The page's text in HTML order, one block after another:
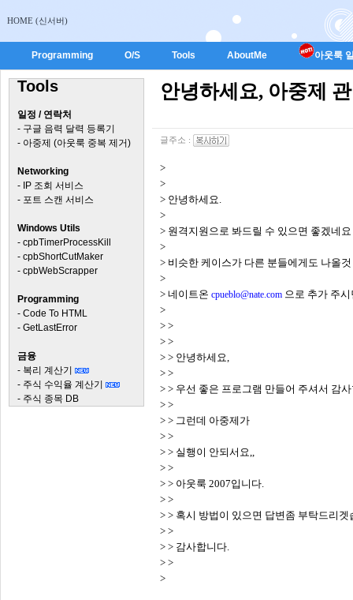
HOME (신서버)
Programming O/S Tools AboutMe 아웃룩
Tools
일정 / 연락처
- 구글 음력 달력 등록기
- 아중제 (아웃룩 중복 제거)
Networking
- IP 조회 서비스
- 포트 스캔 서비스
Windows Utils
- cpbTimerProcessKill
- cpbShortCutMaker
- cpbWebScrapper
Programming
- Code To HTML
- GetLastError
금융
- 복리 계산기
- 주식 수익율 계산기
- 주식 종목 DB
안녕하세요, 아중제
글주소 :
>
>
> 안녕하세요.
>
> 원격지원으로 봐드릴 수 있으면 좋겠네요
>
> 비슷한 케이스가 다른 분들에게도 나올
>
> 네이트온 cpueblo@nate.com 으로 추가 주
>
> >
> >
> > 안녕하세요,
> >
> > 우선 좋은 프로그램 만들어 주셔서 감
> >
> > 그런데 아중제가
> >
> > 실행이 안되서요,,
> >
> > 아웃룩 2007입니다.
> >
> > 혹시 방법이 있으면 답변좀 부탁드리겟
> >
> > 감사합니다.
> >
>